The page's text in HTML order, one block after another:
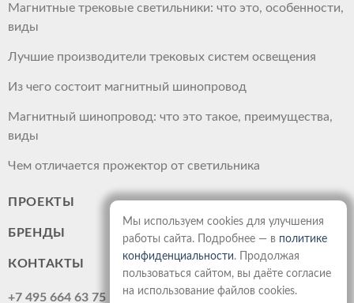
Магнитные трековые светильники: что это, особенности,
виды
Лучшие производители трековых систем освещения
Из чего состоит магнитный шинопровод
Магнитный шинопровод: что это такое, преимущества,
виды
Чем отличается прожектор от светильника
ПРОЕКТЫ
БРЕНДЫ
КОНТАКТЫ
+7 495 664 63 75
Мы используем cookies для улучшения
работы сайта. Подробнее — в политике
конфиденциальности. Продолжая
пользоваться сайтом, вы даёте согласие
на использование файлов cookies.